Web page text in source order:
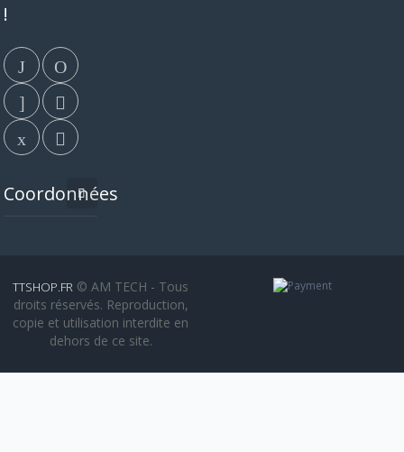
!
Coordonnées
TTSHOP.FR © AM TECH - Tous
droits réservés. Reproduction,
copie et utilisation interdite en
dehors de ce site.